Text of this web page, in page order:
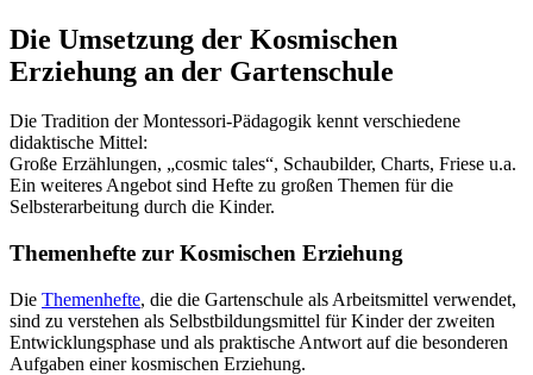
Die Umsetzung der Kosmischen
Erziehung an der Gartenschule
Die Tradition der Montessori-Pädagogik kennt verschiedene
didaktische Mittel:
Große Erzählungen, „cosmic tales“, Schaubilder, Charts, Friese u.a.
Ein weiteres Angebot sind Hefte zu großen Themen für die
Selbsterarbeitung durch die Kinder.
Themenhefte zur Kosmischen Erziehung
Die Themenhefte, die die Gartenschule als Arbeitsmittel verwendet,
sind zu verstehen als Selbstbildungsmittel für Kinder der zweiten
Entwicklungsphase und als praktische Antwort auf die besonderen
Aufgaben einer kosmischen Erziehung.